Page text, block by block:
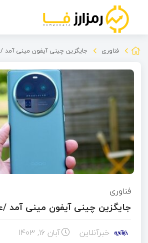
فناوری جایگزین چینی آیفون مینی
فناوری
جایگزین چینی آیفون مینی
خبرآنلاین آبان ۱۶, ۱۴۰۳